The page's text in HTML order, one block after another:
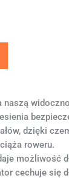
naszą
dzięki
roweru.
możliwość
cechuje się